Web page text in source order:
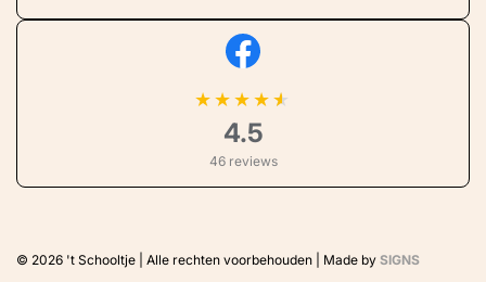
★★★★
4.5
46 reviews
© 2026 't Schooltje | Alle rechten voorbehouden | Made by SIGNS